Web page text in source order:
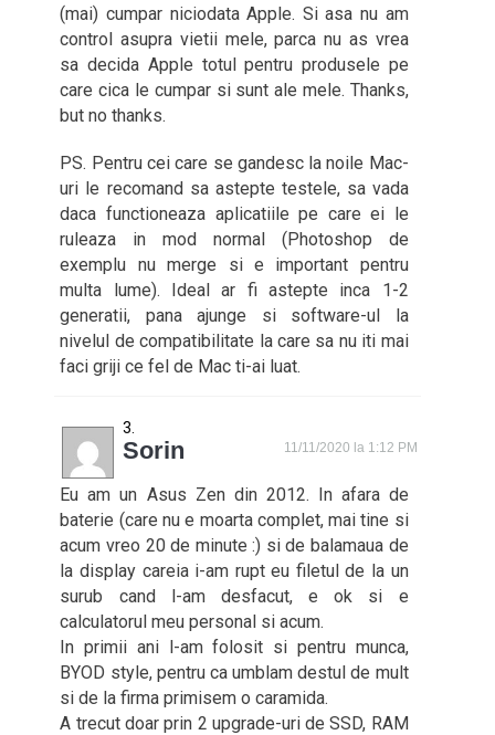
(mai) cumpar niciodata Apple. Si asa nu am
control asupra vietii mele, parca nu as vrea
sa decida Apple totul pentru produsele pe
care cica le cumpar si sunt ale mele. Thanks,
but no thanks.
PS. Pentru cei care se gandesc la noile Mac-
uri le recomand sa astepte testele, sa vada
daca functioneaza aplicatiile pe care ei le
ruleaza in mod normal (Photoshop de
exemplu nu merge si e important pentru
multa lume). Ideal ar fi astepte inca 1-2
generatii, pana ajunge si software-ul la
nivelul de compatibilitate la care sa nu iti mai
faci griji ce fel de Mac ti-ai luat.
Sorin 11/11/2020 la 1:12 PM
Eu am un Asus Zen din 2012. In afara de
baterie (care nu e moarta complet, mai tine si
acum vreo 20 de minute :) si de balamaua de
la display careia i-am rupt eu filetul de la un
surub cand l-am desfacut, e ok si e
calculatorul meu personal si acum.
In primii ani l-am folosit si pentru munca,
BYOD style, pentru ca umblam destul de mult
si de la firma primisem o caramida.
A trecut doar prin 2 upgrade-uri de SSD, RAM